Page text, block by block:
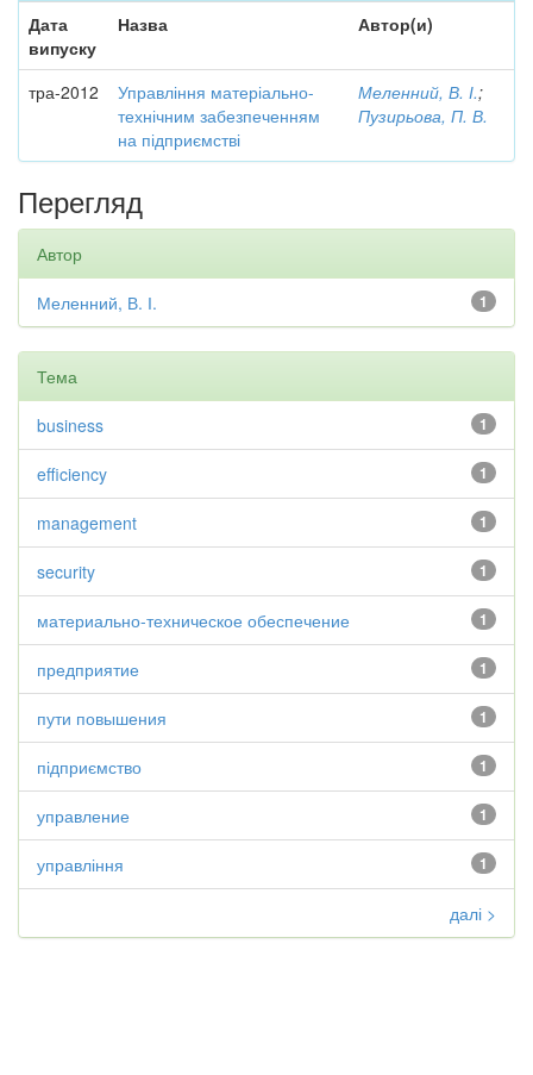
Дата
випуску
Назва Автор(и)
тра-2012
Управління матеріально-
технічним забезпеченням
на підприємстві
Меленний, В. І.;
Пузирьова, П. В.
Перегляд
Автор
1
Меленний, В. І.
Тема
1
business
1
efficiency
1
management
1
security
1
материально-техническое обеспечение
1
предприятие
1
пути повышения
1
підприємство
1
управление
1
управління
далі >